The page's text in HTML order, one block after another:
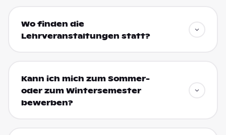
Wo finden die
Lehrveranstaltungen statt?
Kann ich mich zum Sommer-
oder zum Wintersemester
bewerben?